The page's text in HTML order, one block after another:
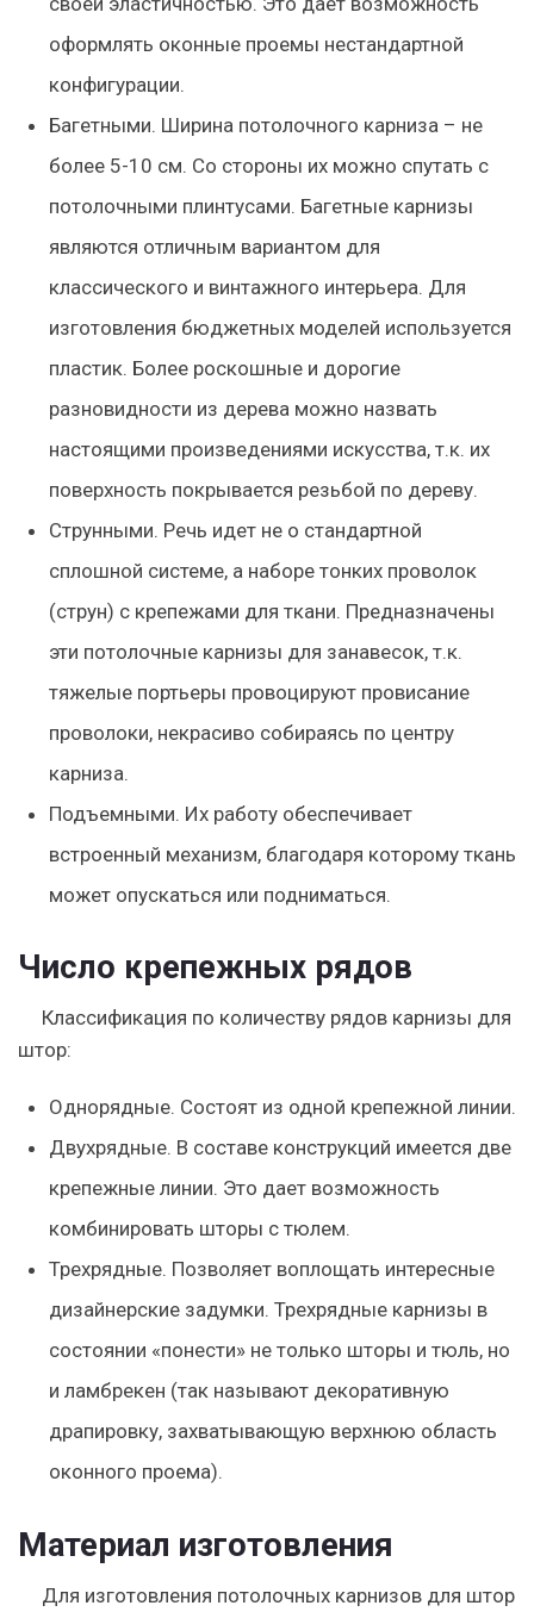
оформлять оконные проемы нестандартной
конфигурации.
Багетными. Ширина потолочного карниза – не
более 5-10 см. Со стороны их можно спутать с
потолочными плинтусами. Багетные карнизы
являются отличным вариантом для
классического и винтажного интерьера. Для
изготовления бюджетных моделей используется
пластик. Более роскошные и дорогие
разновидности из дерева можно назвать
настоящими произведениями искусства, т.к. их
поверхность покрывается резьбой по дереву.
Струнными. Речь идет не о стандартной
сплошной системе, а наборе тонких проволок
(струн) с крепежами для ткани. Предназначены
эти потолочные карнизы для занавесок, т.к.
тяжелые портьеры провоцируют провисание
проволоки, некрасиво собираясь по центру
карниза.
Подъемными. Их работу обеспечивает
встроенный механизм, благодаря которому ткань
может опускаться или подниматься.
Число крепежных рядов
Классификация по количеству рядов карнизы для
штор:
Однорядные. Состоят из одной крепежной линии.
Двухрядные. В составе конструкций имеется две
крепежные линии. Это дает возможность
комбинировать шторы с тюлем.
Трехрядные. Позволяет воплощать интересные
дизайнерские задумки. Трехрядные карнизы в
состоянии «понести» не только шторы и тюль, но
и ламбрекен (так называют декоративную
драпировку, захватывающую верхнюю область
оконного проема).
Материал изготовления
Для изготовления потолочных карнизов для штор